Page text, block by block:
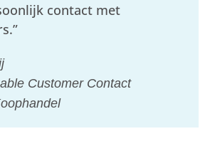
contact met
Customer Contact